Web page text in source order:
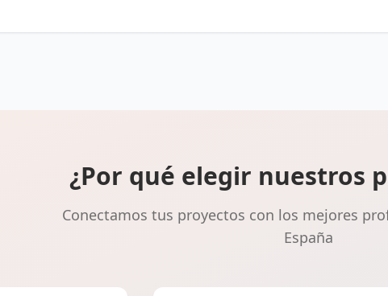
¿Por qué elegir nuestros
Conectamos tus proyectos con los mejores
España